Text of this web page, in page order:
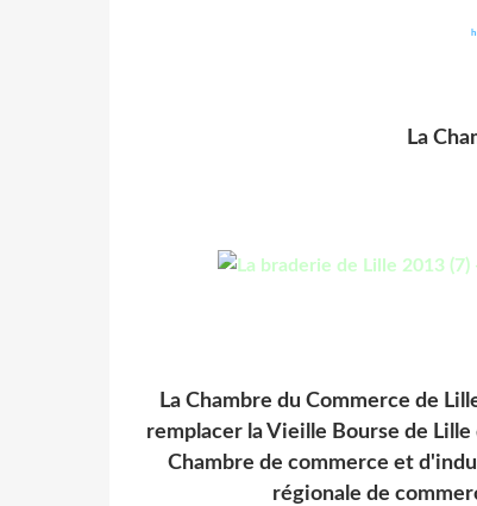
La
La Chambre du Commerce de
remplacer la Vieille Bourse de
Chambre de commerce et
régionale de